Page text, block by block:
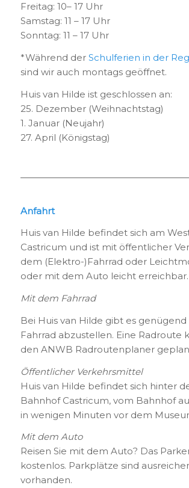
Freitag: 10– 17 Uhr
Samstag: 11 – 17 Uhr
Sonntag: 11 – 17 Uhr
*Während der Schulferien in der
sind wir auch montags geöffnet.
Huis van Hilde ist geschlossen an:
25. Dezember (Weihnachtstag)
1. Januar (Neujahr)
27. April (Königstag)
Anfahrt
Huis van Hilde befindet sich am
Castricum und ist mit öffentlicher
dem (Elektro-)Fahrrad oder
oder mit dem Auto leicht erreichbar.
Mit dem Fahrrad
Bei Huis van Hilde gibt es
Fahrrad abzustellen. Eine Radroute
den ANWB Radroutenplaner
Öffentlicher Verkehrsmittel
Huis van Hilde befindet sich hinter
Bahnhof Castricum, vom Bahnhof
in wenigen Minuten vor dem
Mit dem Auto
Reisen Sie mit dem Auto? Das
kostenlos. Parkplätze sind
vorhanden.